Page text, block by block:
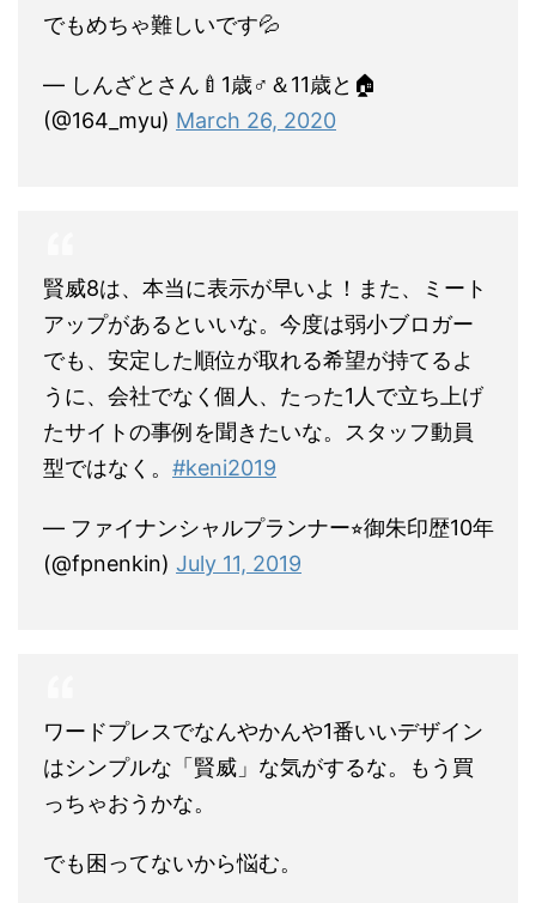
でもめちゃ難しいです💦
— しんざとさん🍼1歳♂＆11歳と🏠
(@164_myu) March 26, 2020
賢威8は、本当に表示が早いよ！また、ミート
アップがあるといいな。今度は弱小ブロガー
でも、安定した順位が取れる希望が持てるよ
うに、会社でなく個人、たった1人で立ち上げ
たサイトの事例を聞きたいな。スタッフ動員
型ではなく。 #keni2019
— ファイナンシャルプランナー⭐︎御朱印歴10年
(@fpnenkin) July 11, 2019
ワードプレスでなんやかんや1番いいデザイン
はシンプルな「賢威」な気がするな。もう買
っちゃおうかな。
でも困ってないから悩む。